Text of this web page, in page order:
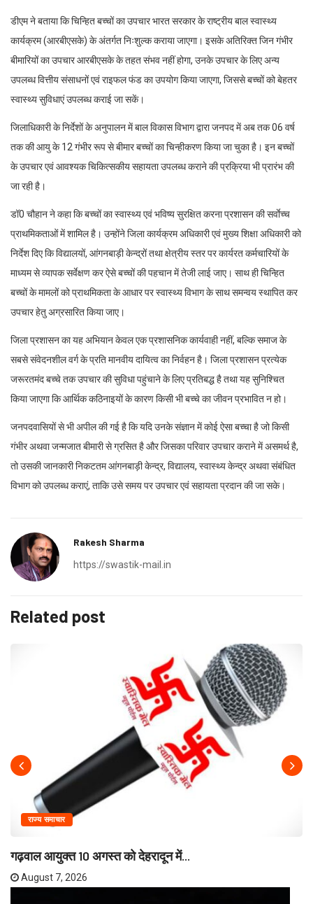
डीएम ने बताया कि चिन्हित बच्चों का उपचार भारत सरकार के राष्ट्रीय बाल स्वास्थ्य
कार्यक्रम (आरबीएसके) के अंतर्गत निःशुल्क कराया जाएगा। इसके अतिरिक्त जिन गंभीर
बीमारियों का उपचार आरबीएसके के तहत संभव नहीं होगा, उनके उपचार के लिए अन्य
उपलब्ध वित्तीय संसाधनों एवं राइफल फंड का उपयोग किया जाएगा, जिससे बच्चों को बेहतर
स्वास्थ्य सुविधाएं उपलब्ध कराई जा सकें।
जिलाधिकारी के निर्देशों के अनुपालन में बाल विकास विभाग द्वारा जनपद में अब तक 06 वर्ष
तक की आयु के 12 गंभीर रूप से बीमार बच्चों का चिन्हीकरण किया जा चुका है। इन बच्चों
के उपचार एवं आवश्यक चिकित्सकीय सहायता उपलब्ध कराने की प्रक्रिया भी प्रारंभ की
जा रही है।
डॉ0 चौहान ने कहा कि बच्चों का स्वास्थ्य एवं भविष्य सुरक्षित करना प्रशासन की सर्वाेच्च
प्राथमिकताओं में शामिल है। उन्होंने जिला कार्यक्रम अधिकारी एवं मुख्य शिक्षा अधिकारी को
निर्देश दिए कि विद्यालयों, आंगनबाड़ी केन्द्रों तथा क्षेत्रीय स्तर पर कार्यरत कर्मचारियों के
माध्यम से व्यापक सर्वेक्षण कर ऐसे बच्चों की पहचान में तेजी लाई जाए। साथ ही चिन्हित
बच्चों के मामलों को प्राथमिकता के आधार पर स्वास्थ्य विभाग के साथ समन्वय स्थापित कर
उपचार हेतु अग्रसारित किया जाए।
जिला प्रशासन का यह अभियान केवल एक प्रशासनिक कार्यवाही नहीं, बल्कि समाज के
सबसे संवेदनशील वर्ग के प्रति मानवीय दायित्व का निर्वहन है। जिला प्रशासन प्रत्येक
जरूरतमंद बच्चे तक उपचार की सुविधा पहुंचाने के लिए प्रतिबद्ध है तथा यह सुनिश्चित
किया जाएगा कि आर्थिक कठिनाइयों के कारण किसी भी बच्चे का जीवन प्रभावित न हो।
जनपदवासियों से भी अपील की गई है कि यदि उनके संज्ञान में कोई ऐसा बच्चा है जो किसी
गंभीर अथवा जन्मजात बीमारी से ग्रसित है और जिसका परिवार उपचार कराने में असमर्थ है,
तो उसकी जानकारी निकटतम आंगनबाड़ी केन्द्र, विद्यालय, स्वास्थ्य केन्द्र अथवा संबंधित
विभाग को उपलब्ध कराएं, ताकि उसे समय पर उपचार एवं सहायता प्रदान की जा सके।
Rakesh Sharma
https://swastik-mail.in
Related post
राज्य समाचार
गढ़वाल आयुक्त 10 अगस्त को देहरादून में...
August 7, 2026